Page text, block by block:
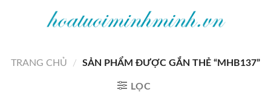
TRANG CHỦ
/ SẢN PHẨM ĐƯỢC GẮN THẺ “MHB137”
LỌC